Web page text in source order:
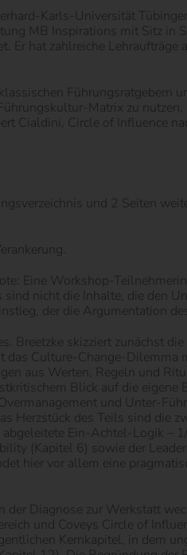
Karls-Universität
MB Inspirations mit Sitz in
hat zahlreiche Lehraufträge an
Führungsratgebern
Matrix zu nutzen,
Cialdini, Circle of Influence
und 2 Seiten
Eine Workshop-
nicht die Inhalte, die den
der die Argumentation
Breetzke skizziert zunächst
Culture-Change-Dilemma
aus Werten, Regeln und
Blick auf die eigene
und Unter-
des Teils sind die
Ein-Achtel-Logik –
(Kapitel 6) sowie der
hier vor allem eine
Diagnose zur Werkstatt
und Coveys Circle of
Kernkapitel, in dem